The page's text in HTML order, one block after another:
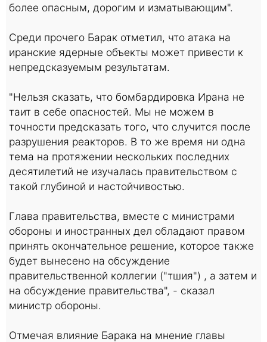
более опасным, дорогим и изматывающим".
Среди прочего Барак отметил, что атака на
иранские ядерные объекты может привести к
непредсказуемым результатам.
"Нельзя сказать, что бомбардировка Ирана не
таит в себе опасностей. Мы не можем в
точности предсказать того, что случится после
разрушения реакторов. В то же время ни одна
тема на протяжении нескольких последних
десятилетий не изучалась правительством с
такой глубиной и настойчивостью.
Глава правительства, вместе с министрами
обороны и иностранных дел обладают правом
принять окончательное решение, которое также
будет вынесено на обсуждение
правительственной коллегии ("тшия") , а затем и
на обсуждение правительства", - сказал
министр обороны.
Отмечая влияние Барака на мнение главы